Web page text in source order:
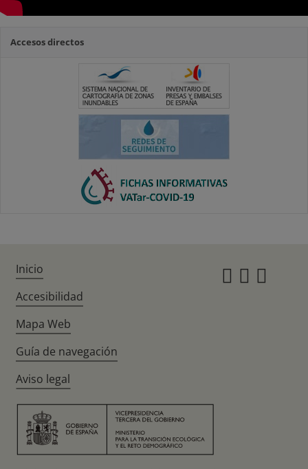
Accesos directos
Inicio
Accesibilidad
Mapa Web
Guía de navegación
Aviso legal